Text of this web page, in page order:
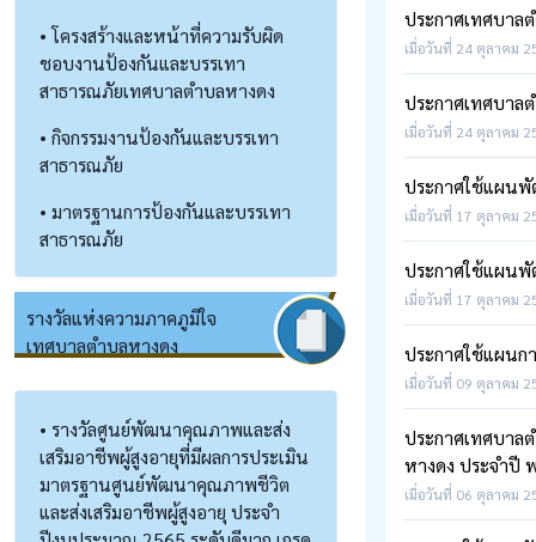
• โครงสร้างและหน้าที่ความรับผิด
ชอบงานป้องกันและบรรเทา
สาธารณภัยเทศบาลตำบลหางดง
• กิจกรรมงานป้องกันและบรรเทา
สาธารณภัย
• มาตรฐานการป้องกันและบรรเทา
สาธารณภัย
รางวัลแห่งความภาคภูมิใจ
เทศบาลตำบลหางดง
• รางวัลศูนย์พัฒนาคุณภาพและส่ง
เสริมอาชีพผู้สูงอายุที่มีผลการประเมิน
มาตรฐานศูนย์พัฒนาคุณภาพชีวิต
และส่งเสริมอาชีพผู้สูงอายุ ประจำ
ประกาศเทศบาล
เมื่อวันที่ 24 ตุลาคม
ประกาศเทศบาล
เมื่อวันที่ 24 ตุลาคม
ประกาศใช้แผน
เมื่อวันที่ 17 ตุลาคม
ประกาศใช้แผน
เมื่อวันที่ 17 ตุลาคม
ประกาศใช้แผนก
เมื่อวันที่ 09 ตุลาคม
ประกาศเทศบาล
หางดง ประจำปี
เมื่อวันที่ 06 ตุลาคม